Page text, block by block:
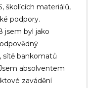
školících materiálů,
podpory.
jsem byl jako
sítě bankomatů
absolventem
zavádění